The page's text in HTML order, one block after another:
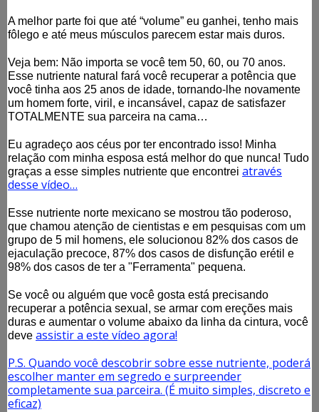
A melhor parte foi que até “vol ume” eu ganhei, tenho mais
fôlego e até meus músculos parecem estar mais duros.
Veja bem: Não importa se você tem 50, 60, ou 70 anos.
Esse nutriente natural fará você recuperar a potência que
você tinha aos 25 anos de idade, tornando-lhe novamente
um homem forte, viril, e incansável, capaz de satisfazer
TOTALMENTE sua parceira na cama…
Eu agradeço aos céus por ter encontrado isso! Minha
relação com minha esposa está melhor do que nunca! Tudo
graças a esse simples nutriente que encontrei através
desse vídeo…
Esse nutriente norte mexicano se mostrou tão poderoso,
que chamou atenção de cientistas e em pesquisas com um
grupo de 5 mil homens, ele solucionou 82% dos casos de
ejaculação precoce, 87% dos casos de disfunção erétil e
98% dos casos de ter a "Ferramenta" pequena.
Se você ou alguém que você gosta está precisando
recuperar a potência sexual, se armar com ereções mais
duras e aumentar o volume abaixo da linha da cintura, você
deve assistir a este vídeo agora!
P.S. Quando você descobrir sobre esse nutriente, poderá
escolher manter em segredo e surpreender
completamente sua parceira. (É muito simples, discreto e
eficaz)